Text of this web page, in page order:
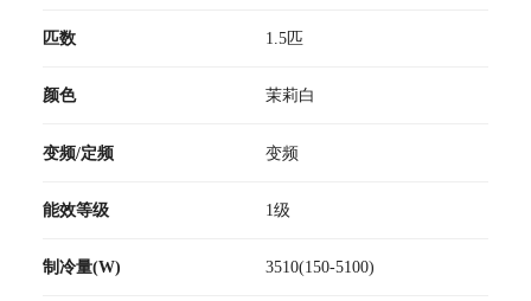
匹数 1.5匹
颜色 茉莉白
变频/定频 变频
能效等级 1级
制冷量(W) 3510(150-5100)